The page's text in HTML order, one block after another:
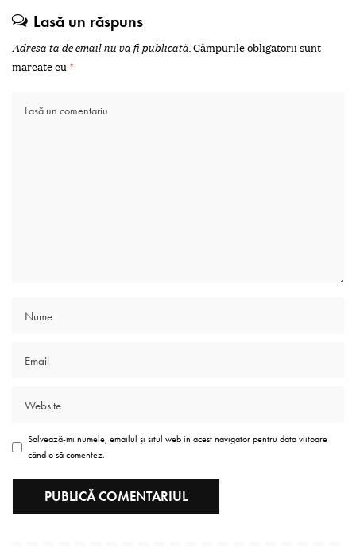
Lasă un răspuns
Adresa ta de email nu va fi publicată.Câmpurile obligatorii sunt
marcate cu *
Salvează-mi numele, emailul și situl web în acest navigator pentru data viitoare
când o să comentez.